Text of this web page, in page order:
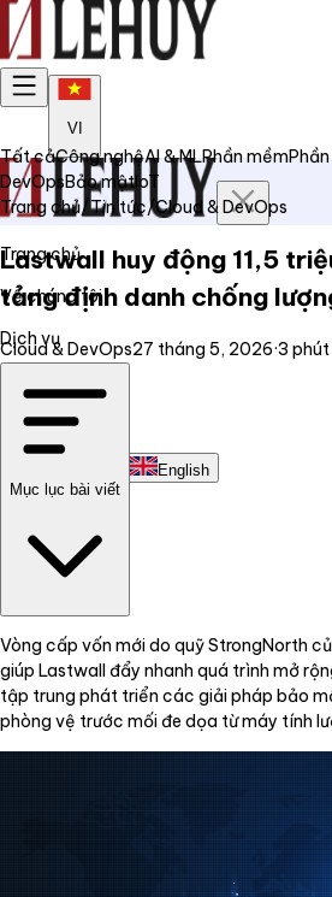
VI
Trang chủ
Về chúng tôi
Dịch vụ
Liên hệ
English
Tất cảCông nghệAI & MLPhần mềm
DevOpsBảo mậtIoT
Trang chủ/Tin tức/Cloud & DevOps
Lastwall huy động 11,5
tảng định danh chống
Cloud & DevOps27 tháng 5, 2026·3
Mục lục bài viết
Vòng cấp vốn mới do quỹ StrongNorth
giúp Lastwall đẩy nhanh quá trình mở
tập trung phát triển các giải pháp bảo
phòng vệ trước mối đe dọa từ máy tính